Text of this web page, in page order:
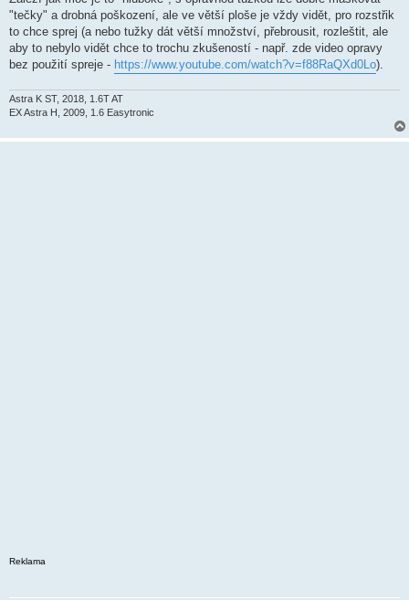
e
k
"tečky" a drobná poškození, ale ve větší ploše je vždy vidět, pro rozstřik
to chce sprej (a nebo tužky dát větší množství, přebrousit, rozleštit, ale
aby to nebylo vidět chce to trochu zkušeností - např. zde video opravy
bez použití spreje - https://www.youtube.com/watch?v=f88RaQXd0Lo).
Astra K ST, 2018, 1.6T AT
EX Astra H, 2009, 1.6 Easytronic
Reklama